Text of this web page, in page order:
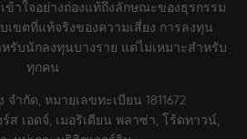
ข้าใจอย่างถ่องแท้ถึงลักษณะของธุรกรรม
ขตที่แท้จริงของความเสี่ยง การลงทุน
รับนักลงทุนบางราย แต่ไม่เหมาะสำหรับ
ทุกคน
ำกัด, หมายเลขทะเบียน 1811672
ส เอดจ์, เมอริเดียน พลาซ่า, โร้ดทาวน์,